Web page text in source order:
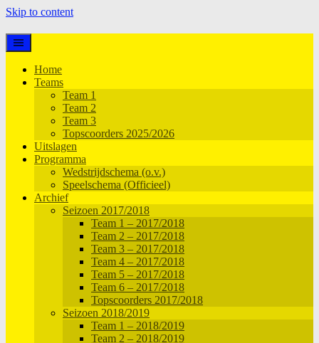
Skip to content
Home
Teams
Team 1
Team 2
Team 3
Topscoorders 2025/2026
Uitslagen
Programma
Wedstrijdschema (o.v.)
Speelschema (Officieel)
Archief
Seizoen 2017/2018
Team 1 – 2017/2018
Team 2 – 2017/2018
Team 3 – 2017/2018
Team 4 – 2017/2018
Team 5 – 2017/2018
Team 6 – 2017/2018
Topscoorders 2017/2018
Seizoen 2018/2019
Team 1 – 2018/2019
Team 2 – 2018/2019